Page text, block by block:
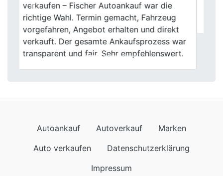
Herrn Fischer groß geschrieben. Vielen
lieben Dank
Impressum
Wir kommen auch nach
Autoankauf in Baden-Württemberg